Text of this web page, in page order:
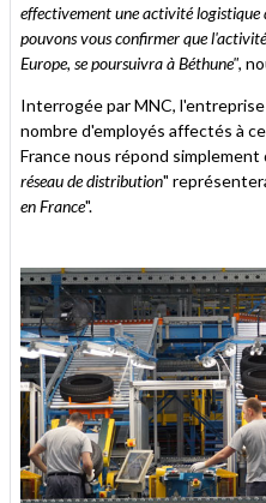
effectivement une activité logistique
pouvons vous confirmer que
Europe, se poursuivra à Béthune",
Interrogée par MNC,
nombre d'employés affectés à
France nous répond simplement
réseau de distribution"
en France".